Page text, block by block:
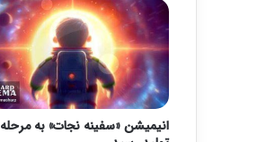
د
خ
ت
ر
ئ
ی
انیمیشن «سفینه نجات» به مرحله